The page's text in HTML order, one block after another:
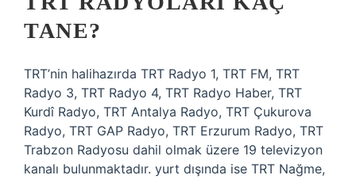
TANE?
TRT’nin halihazırda TRT Radyo 1, TRT FM, TRT
Radyo 3, TRT Radyo 4, TRT Radyo Haber, TRT
Kurdî Radyo, TRT Antalya Radyo, TRT Çukurova
Radyo, TRT GAP Radyo, TRT Erzurum Radyo, TRT
Trabzon Radyosu dahil olmak üzere 19 televizyon
kanalı bulunmaktadır. yurt dışında ise TRT Nağme,